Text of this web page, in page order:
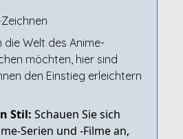
die Welt des Anime-
möchten, hier sind
den Einstieg erleichtern
Stil: Schauen Sie sich
Serien und -Filme an,